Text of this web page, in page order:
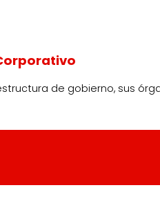
de gobierno, sus